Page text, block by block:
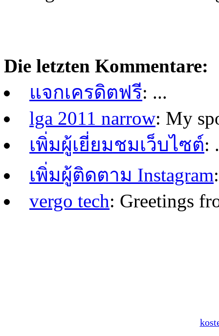
Die letzten Kommentare:
แจกเครดิตฟรี: ...
lga 2011 narrow: My
เพิ่มผู้เยี่ยมชมเว็บไซต์:
เพิ่มผู้ติดตาม Instagram
vergo tech: Greetings